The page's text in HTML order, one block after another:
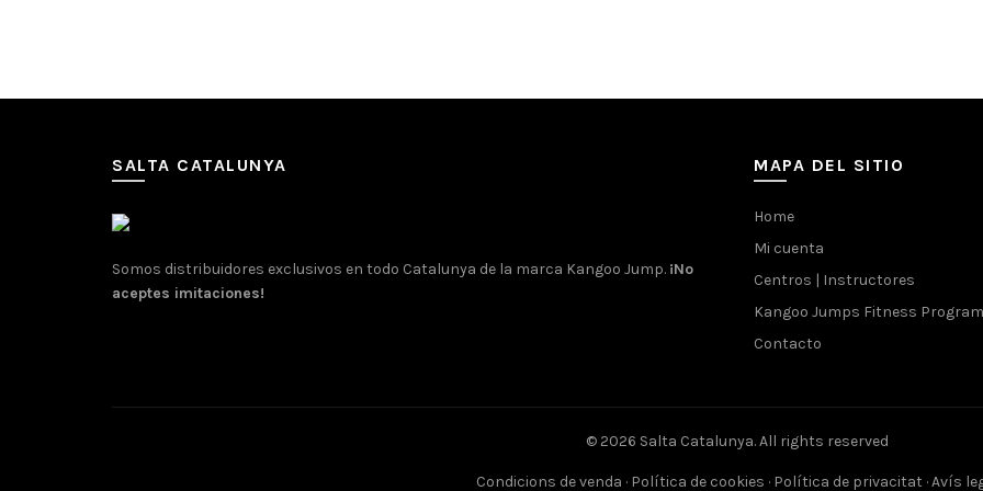
SALTA CATALUNYA
Somos distribuidores exclusivos en todo Catalunya de la marca Kangoo Jump. ¡No
aceptes imitaciones!
MAPA DEL SITIO
Home
Mi cuenta
Centros | Instructores
Kangoo Jumps Fitness
Contacto
© 2026 Salta Catalunya. All rights reserved
Condicions de venda · Política de cookies · Política de privacitat ·Avís